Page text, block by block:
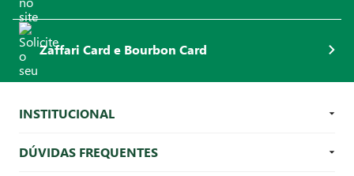
Zaffari Card e Bourbon Card
INSTITUCIONAL
DÚVIDAS FREQUENTES